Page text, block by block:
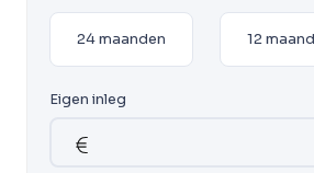
24 maanden 12
Eigen inleg